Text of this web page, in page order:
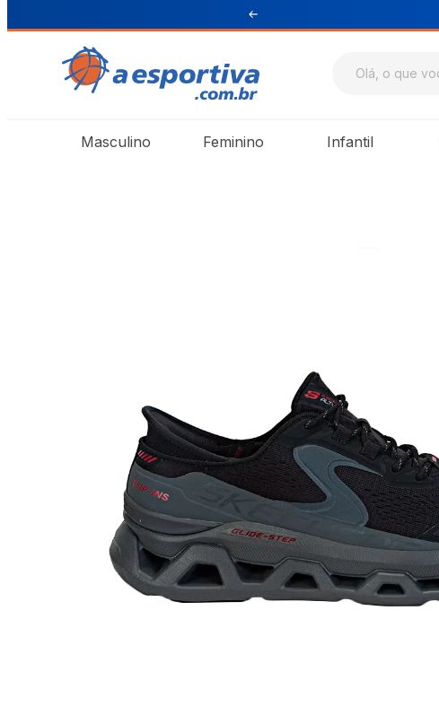
Masculino Feminino Infantil